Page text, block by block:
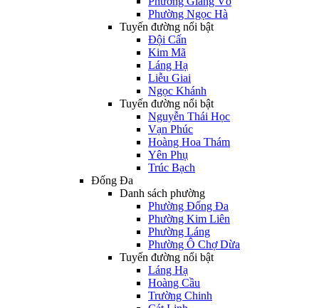
Phường Ngọc Hà
Tuyến đường nổi bật
Đội Cấn
Kim Mã
Láng Hạ
Liễu Giai
Ngọc Khánh
Tuyến đường nổi bật
Nguyễn Thái Học
Vạn Phúc
Hoàng Hoa Thám
Yên Phụ
Trúc Bạch
Đống Đa
Danh sách phường
Phường Đống Đa
Phường Kim Liên
Phường Láng
Phường Ô Chợ Dừa
Tuyến đường nổi bật
Láng Hạ
Hoàng Cầu
Trường Chinh